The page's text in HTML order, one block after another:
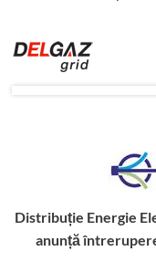
Distribuție Energie
anunță